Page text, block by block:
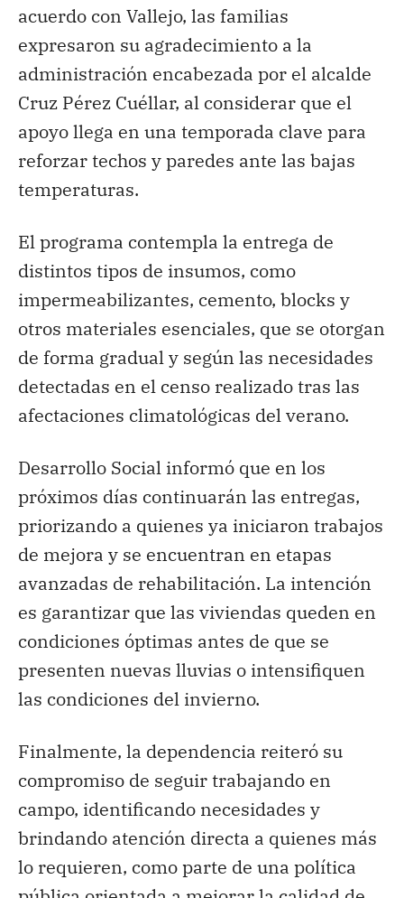
acuerdo con Vallejo, las familias
expresaron su agradecimiento a la
administración encabezada por el alcalde
Cruz Pérez Cuéllar, al considerar que el
apoyo llega en una temporada clave para
reforzar techos y paredes ante las bajas
temperaturas.
El programa contempla la entrega de
distintos tipos de insumos, como
impermeabilizantes, cemento, blocks y
otros materiales esenciales, que se otorgan
de forma gradual y según las necesidades
detectadas en el censo realizado tras las
afectaciones climatológicas del verano.
Desarrollo Social informó que en los
próximos días continuarán las entregas,
priorizando a quienes ya iniciaron trabajos
de mejora y se encuentran en etapas
avanzadas de rehabilitación. La intención
es garantizar que las viviendas queden en
condiciones óptimas antes de que se
presenten nuevas lluvias o intensifiquen
las condiciones del invierno.
Finalmente, la dependencia reiteró su
compromiso de seguir trabajando en
campo, identificando necesidades y
brindando atención directa a quienes más
lo requieren, como parte de una política